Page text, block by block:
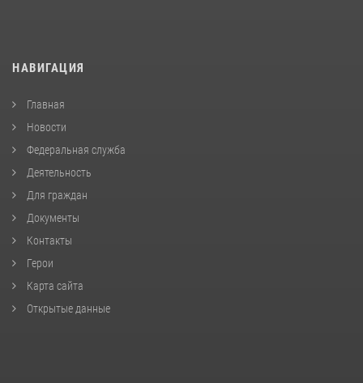
НАВИГАЦИЯ
Главная
Новости
Федеральная служба
Деятельность
Для граждан
Документы
Контакты
Герои
Карта сайта
Открытые данные